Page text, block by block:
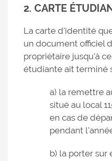
2. CARTE
La carte d'identité
un document officiel
propriétaire jusqu'à
étudiante ait terminé
a) la remettre
situé au local
en cas de
pendant
b) la porter sur